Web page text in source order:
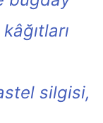
silgisi,